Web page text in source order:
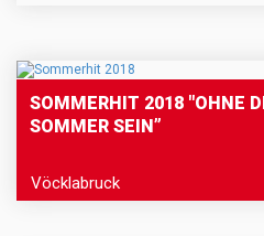
SOMMERHIT 2018 "OHNE
SOMMER SEIN”
Vöcklabruck